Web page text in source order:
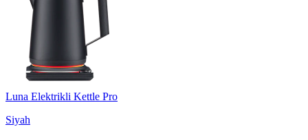
Luna Elektrikli Kettle Pro
Siyah